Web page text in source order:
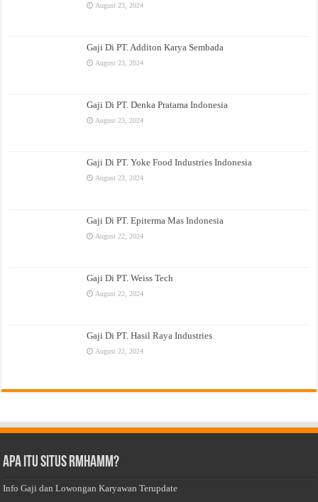
August 23, 2024
Gaji Di PT. Additon Karya Sembada
August 23, 2024
Gaji Di PT. Denka Pratama Indonesia
August 23, 2024
Gaji Di PT. Yoke Food Industries Indonesia
August 23, 2024
Gaji Di PT. Epiterma Mas Indonesia
August 22, 2024
Gaji Di PT. Weiss Tech
August 22, 2024
Gaji Di PT. Hasil Raya Industries
August 22, 2024
Apa Itu Situs Rmhamm?
Info Gaji dan Lowongan Karyawan Terupdate